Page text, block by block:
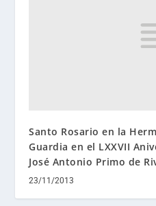
Santo Rosario en la
Guardia en el LXXVII
José Antonio Primo de
23/11/2013